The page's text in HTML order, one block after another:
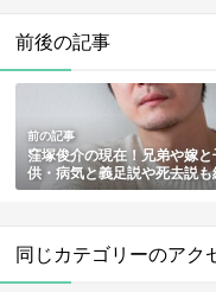
前後の記事
前の記事
窪塚俊介の現在！兄弟や嫁と
供・病気と義足説や死去説も
とめ
同じカテゴリーのアク